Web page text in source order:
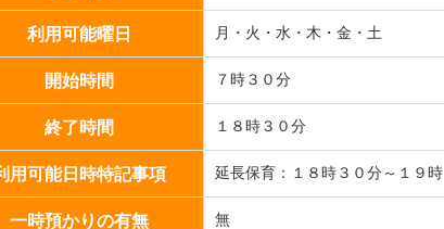
利用可能曜日 月・火・水・木・金・土
開始時間 ７時３０分
終了時間 １８時３０分
用可能日時特記事項 延長保育：１８時３０分～１９時
一時預かりの有無 無